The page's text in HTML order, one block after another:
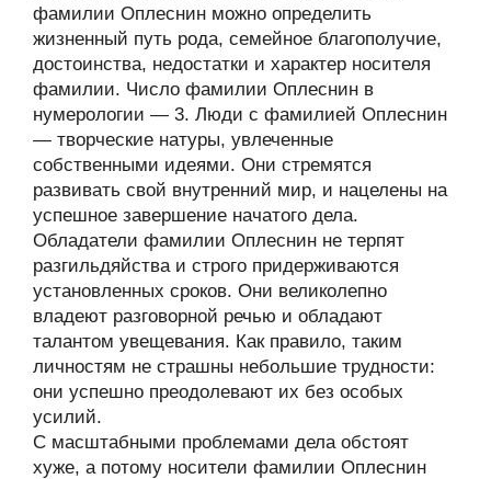
фамилии Оплеснин можно определить
жизненный путь рода, семейное благополучие,
достоинства, недостатки и характер носителя
фамилии. Число фамилии Оплеснин в
нумерологии — 3. Люди с фамилией Оплеснин
— творческие натуры, увлеченные
собственными идеями. Они стремятся
развивать свой внутренний мир, и нацелены на
успешное завершение начатого дела.
Обладатели фамилии Оплеснин не терпят
разгильдяйства и строго придерживаются
установленных сроков. Они великолепно
владеют разговорной речью и обладают
талантом увещевания. Как правило, таким
личностям не страшны небольшие трудности:
они успешно преодолевают их без особых
усилий.
С масштабными проблемами дела обстоят
хуже, а потому носители фамилии Оплеснин